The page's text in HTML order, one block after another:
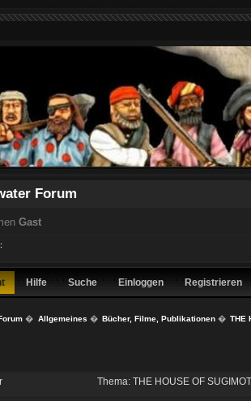
Forum
Gast
Hilfe Suche Einloggen Registrieren
� Allgemeines � Bücher, Filme, Publikationen� THE
Thema: THE HOUSE OF